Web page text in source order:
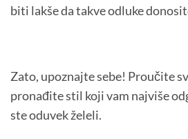
biti lakše da takve odluke
Zato, upoznajte sebe! Proučite
pronađite stil koji vam najviše
ste oduvek želeli.